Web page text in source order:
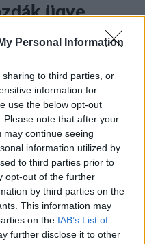
Personal Information
to third parties, or
information for
use the below opt-out
note that after your
continue seeing
information utilized by
to third parties prior to
opt-out of the further
by third parties on the
This information may
on the IAB’s List of
further disclose it to other
ügye
eljáró Kúria elvi
termelők
jogorvoslati
- olvasható a
Hivatal (MVH)
előzményeként a